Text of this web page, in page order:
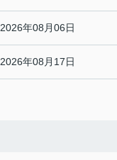
2026年08月06日
2026年08月17日